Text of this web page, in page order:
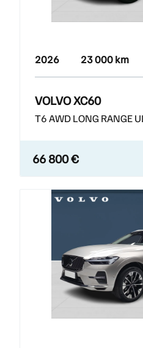
2026 23 000 km
VOLVO XC60
T6 AWD LONG RANGE
66 800 €